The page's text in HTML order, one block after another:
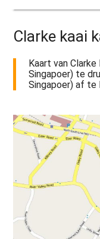
Clarke kaai
Kaart van Clarke
Singapoer) te
Singapoer) af te